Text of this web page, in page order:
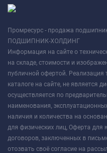
Промресурс - продажа
ПОДШИПНИК-ХОЛДИНГ
Информация на сайте о
на складе, стоимости и
публичной офертой.
каталоге на сайте, не является
осуществляется по
наименования,
наличия и количества на
для физических лиц, Оферта для
договоров, заключенных в
отозвать своё согласие на